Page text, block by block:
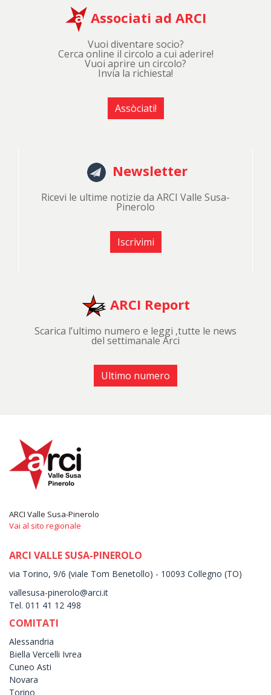
Associati ad ARCI
Vuoi diventare socio?
Cerca online il circolo a cui aderire!
Vuoi aprire un circolo?
Invia la richiesta!
Assòciati!
Newsletter
Ricevi le ultime notizie da ARCI Valle Susa-
Pinerolo
Iscrivimi
ARCI Report
Scarica l’ultimo numero e leggi ,tutte le news
del settimanale Arci
Ultimo numero
ARCI Valle Susa-Pinerolo
Vai al sito regionale
ARCI VALLE SUSA-PINEROLO
via Torino, 9/6 (viale Tom Benetollo) - 10093 Collegno (TO)
vallesusa-pinerolo@arci.it
Tel. 011 41 12 498
COMITATI
Alessandria
Biella Vercelli Ivrea
Cuneo Asti
Novara
Torino